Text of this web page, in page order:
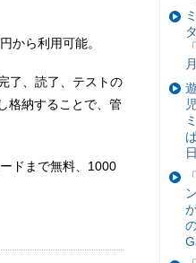
から利用可能。
了、読了、テストの
格納することで、管
ドまで無料、1000